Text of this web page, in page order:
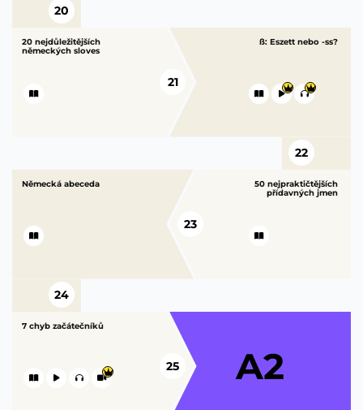
20
20 nejdůležitějších
německých sloves
21
ß: Eszett nebo -ss?
22
Německá abeceda
24
50 nejpraktičtějších
přídavných jmen
23
7 chyb začátečníků
25 A2